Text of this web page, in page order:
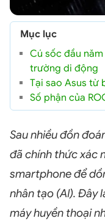
Mục lục
Cú sốc đầu
trường di động
Tại sao Asus từ
Số phận của
Sau nhiều đồn
đã chính thức xác
smartphone để
nhân tạo (AI). Đây
máy huyền thoại